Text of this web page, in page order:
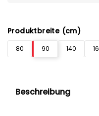
Produktbreite (cm)
80 90 140
Beschreibung